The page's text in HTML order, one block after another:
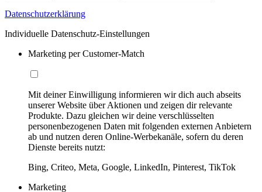
Datenschutzerklärung
Individuelle Datenschutz-Einstellungen
Marketing per Customer-Match
Mit deiner Einwilligung informieren wir dich auch abseits
unserer Website über Aktionen und zeigen dir relevante
Produkte. Dazu gleichen wir deine verschlüsselten
personenbezogenen Daten mit folgenden externen Anbietern
ab und nutzen deren Online-Werbekanäle, sofern du deren
Dienste bereits nutzt:
Bing, Criteo, Meta, Google, LinkedIn, Pinterest, TikTok
Marketing